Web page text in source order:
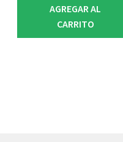
AGREGAR AL
CARRITO